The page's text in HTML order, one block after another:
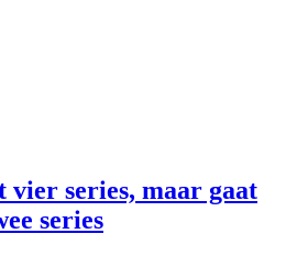
vier series, maar gaat
series